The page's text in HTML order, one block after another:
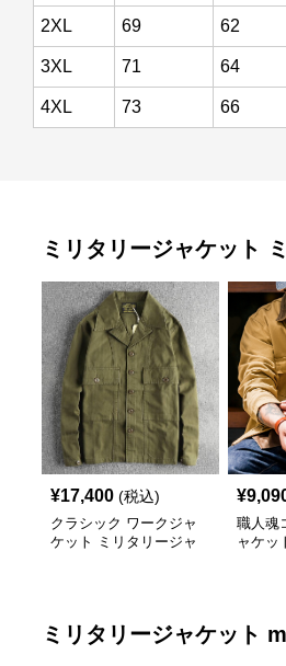
2XL 69 62
3XL 71 64
4XL 73 66
ミリタリージャケット
¥17,400 (税込)
クラシック ワークジャ
ケット ミリタリージャ
¥
職人魂
ャケッ
ミリタリージャケット